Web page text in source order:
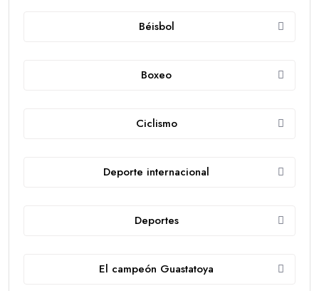
Béisbol
Boxeo
Ciclismo
Deporte internacional
Deportes
El campeón Guastatoya